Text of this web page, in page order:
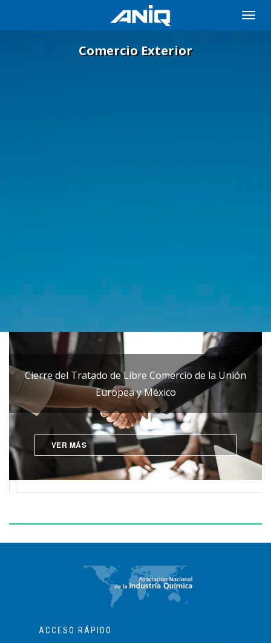
Toggle
Comercio Exterior
VER MÁS
Cierre del Tratado de Libre Comercio de la Unión
Europea y México
ACCESO RÁPIDO